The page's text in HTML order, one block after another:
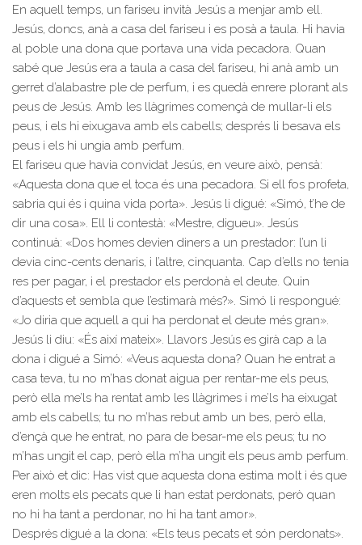
En aquell temps, un fariseu invità Jesús a menjar amb ell.
Jesús, doncs, anà a casa del fariseu i es posà a taula. Hi havia
al poble una dona que portava una vida pecadora. Quan
sabé que Jesús era a taula a casa del fariseu, hi anà amb un
gerret d’alabastre ple de perfum, i es quedà enrere plorant als
peus de Jesús. Amb les llàgrimes començà de mullar-li els
peus, i els hi eixugava amb els cabells; després li besava els
peus i els hi ungia amb perfum.
El fariseu que havia convidat Jesús, en veure això, pensà:
«Aquesta dona que el toca és una pecadora. Si ell fos profeta,
sabria qui és i quina vida porta». Jesús li digué: «Simó, t’he de
dir una cosa». Ell li contestà: «Mestre, digueu». Jesús
continuà: «Dos homes devien diners a un prestador: l’un li
devia cinc-cents denaris, i l’altre, cinquanta. Cap d’ells no tenia
res per pagar, i el prestador els perdonà el deute. Quin
d’aquests et sembla que l’estimarà més?». Simó li respongué:
«Jo diria que aquell a qui ha perdonat el deute més gran».
Jesús li diu: «És així mateix». Llavors Jesús es girà cap a la
dona i digué a Simó: «Veus aquesta dona? Quan he entrat a
casa teva, tu no m’has donat aigua per rentar-me els peus,
però ella me’ls ha rentat amb les llàgrimes i me’ls ha eixugat
amb els cabells; tu no m’has rebut amb un bes, però ella,
d’ençà que he entrat, no para de besar-me els peus; tu no
m’has ungit el cap, però ella m’ha ungit els peus amb perfum.
Per això et dic: Has vist que aquesta dona estima molt i és que
eren molts els pecats que li han estat perdonats, però quan
no hi ha tant a perdonar, no hi ha tant amor».
Després digué a la dona: «Els teus pecats et són perdonats».